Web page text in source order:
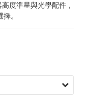
度準星與光學配件，
。